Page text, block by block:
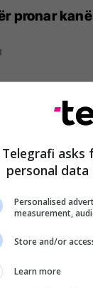
pronar
së
Telegrafi asks
personal
Personalised
measurement,
Store and/or
Learn more